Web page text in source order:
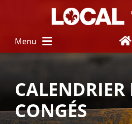
Menu
NOUVEAU SALARIÉ
CALENDRIER
CONGÉS